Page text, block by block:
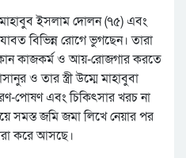
মাহাবুব ইসলাম দোলন (৭৫) এবং
বিভিন্ন রোগে ভুগছেন। তারা
কাজকর্ম ও আয়-রোজগার করতে
ও তার স্ত্রী উম্মে মাহাবুবা
পোষণ এবং চিকিৎসার খরচ না
সমস্ত জমি জমা লিখে নেয়ার পর
করে আসছে।